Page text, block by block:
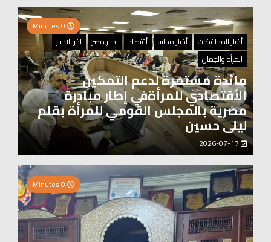
أخبار المحافظات
أخبار محليه أقتصاد اخبار مصر
اخر الاخبار
المرأه والجمال
مائدة مستمرة لدعم التمكين
الأقتصادي للمرأةفي إطار مبادرة
مصرية بالمجلس القومي للمرأة بقلم
ليلى حسين
2026-07-17